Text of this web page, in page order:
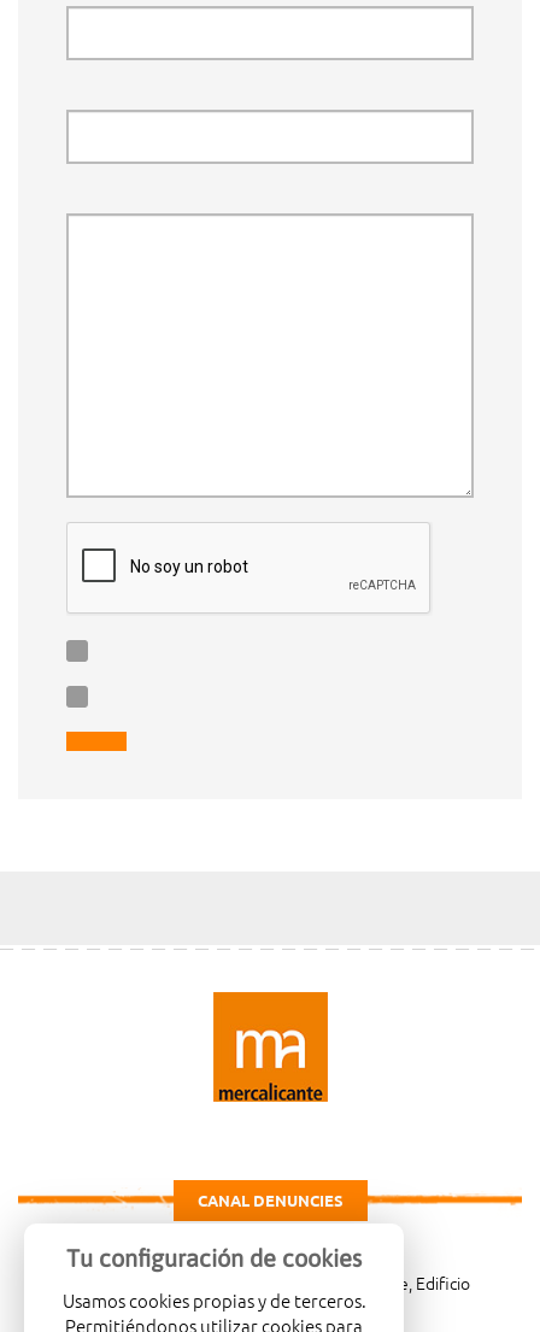
CANAL DENUNCIES
Carretera de Madrid Km. 4, 03007 Alicante, Edificio
Administrativo, planta 3ª
Tu configuración de cookies
Usamos cookies propias y de terceros.
Permitiéndonos utilizar cookies para